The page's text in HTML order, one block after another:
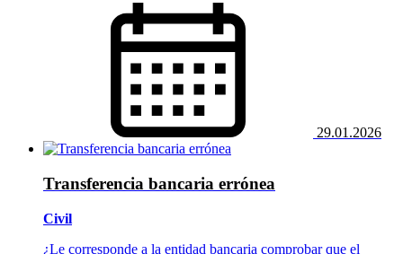
29.01.2026
Transferencia bancaria errónea
Civil
¿Le corresponde a la entidad bancaria comprobar que el